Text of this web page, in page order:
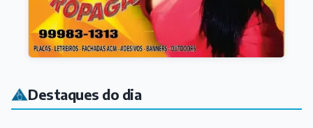
Destaques do dia